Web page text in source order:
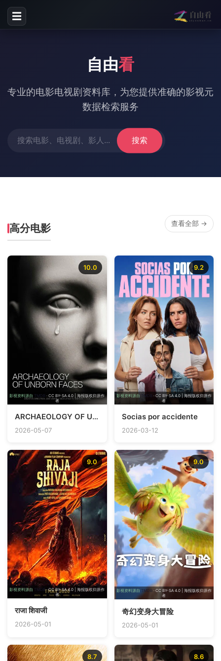
☰
自由看
专业的电影电视剧资料库，为您提供准确的影视元
数据检索服务
搜索
高分电影 查看全部 →
影视资料源自 TMDB · CC BY-SA 4.0 | 海报版权归原作
者
10.0
ARCHAEOLOGY OF UNBORN FACES
2026-05-07
影视资料源自 TMDB · CC BY-SA 4.0 | 海报版权归原作
者
9.2
Socias por accidente
2026-03-12
影视资料源自 TMDB· CC BY-SA 4.0 | 海报版权归原作
者
9.0
राजा शिवाजी
2026-05-01
影视资料源自 TMDB· CC BY-SA 4.0 | 海报版权归原作
者
9.0
奇幻变身大冒险
2026-05-01
8.7 8.6